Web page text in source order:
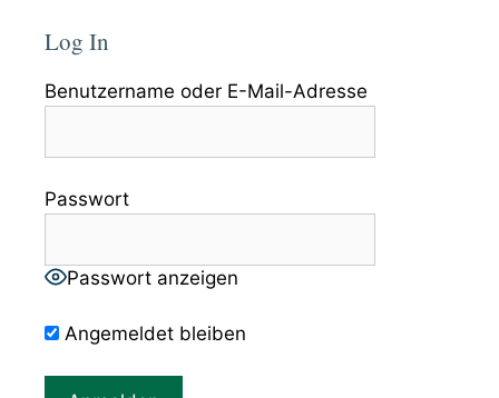
Log In
Benutzername oder E-Mail-Adresse
Passwort
Passwort anzeigen
Angemeldet bleiben